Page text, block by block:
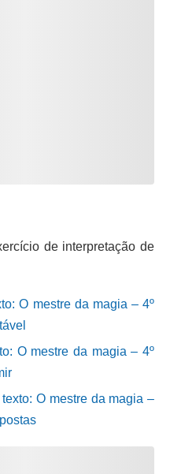
de interpretação de
O mestre da magia – 4º
O mestre da magia – 4º
texto: O mestre da magia –